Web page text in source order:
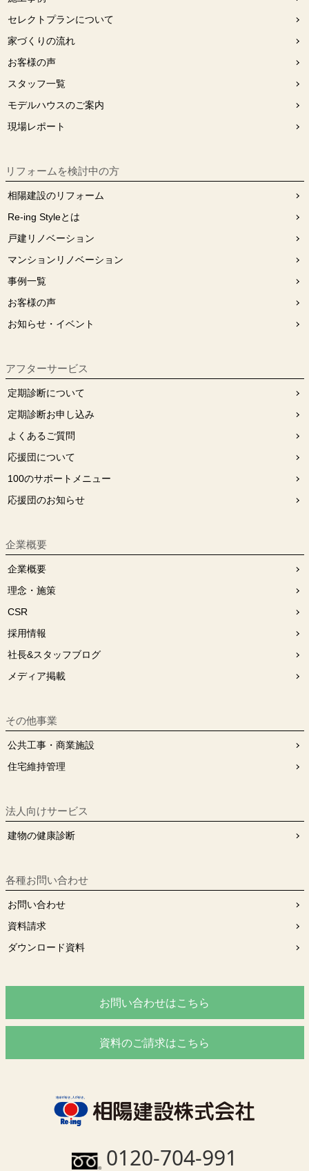
セレクトプランについて
家づくりの流れ
お客様の声
スタッフ⼀覧
モデルハウスのご案内
現場レポート
リフォームを検討中の⽅
相陽建設のリフォーム
Re-ing Styleとは
戸建リノベーション
マンションリノベーション
事例一覧
お客様の声
お知らせ・イベント
アフターサービス
定期診断について
定期診断お申し込み
よくあるご質問
応援団について
100のサポートメニュー
応援団のお知らせ
企業概要
企業概要
理念・施策
CSR
採用情報
社長&スタッフブログ
メディア掲載
その他事業
公共工事・商業施設
住宅維持管理
法人向けサービス
建物の健康診断
各種お問い合わせ
お問い合わせ
資料請求
ダウンロード資料
お問い合わせはこちら
資料のご請求はこちら
0120-704-991